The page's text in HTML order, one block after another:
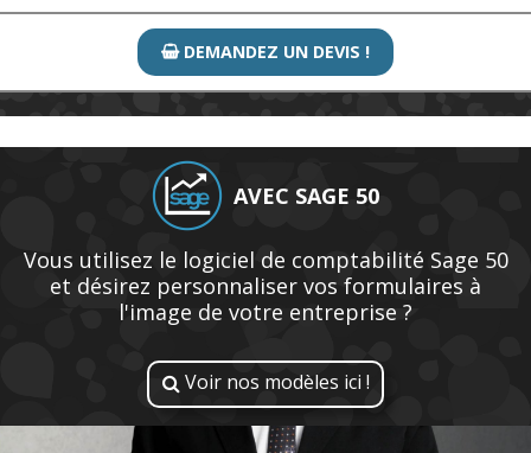
DEMANDEZ UN DEVIS !
AVEC SAGE 50
Vous utilisez le logiciel de comptabilité Sage 50
et désirez personnaliser vos formulaires à
l'image de votre entreprise ?
 Voir nos modèles ici !